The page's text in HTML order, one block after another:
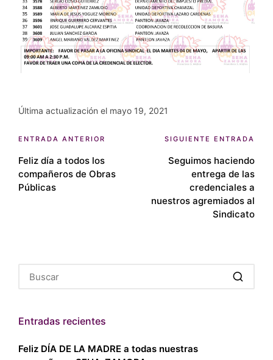
Última actualización el mayo 19, 2021
Navegación
de
entradas
ENTRADA ANTERIOR
Feliz día a todos los
compañeros de Obras
Públicas
SIGUIENTE ENTRADA
Seguimos haciendo
entrega de las
credenciales a
nuestros agremiados al
Sindicato
Entradas recientes
Feliz DÍA DE LA MADRE a todas nuestras